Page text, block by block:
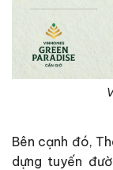
Bên cạnh đó,
dựng tuyến